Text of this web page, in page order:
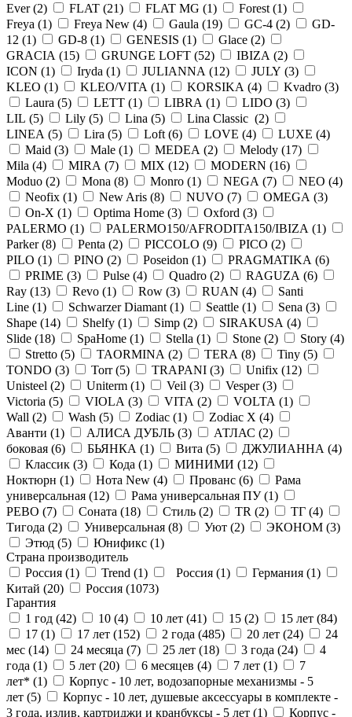
Ever (2) FLAT (21) FLAT MG (1) Forest (1)
Freya (1) Freya New (4) Gaula (19) GC-4 (2)
GD-
12 (1) GD-8 (1) GENESIS (1) Glace (2)
GRACIA (15) GRUNGE LOFT (52) IBIZA (2)
ICON (1) Iryda (1) JULIANNA (12) JULY (3)
KLEO (1) KLEO/VITA (1) KORSIKA (4) Kvadro (3)
Laura (5) LETT (1) LIBRA (1) LIDO (3)
LIL (5) Lily (5) Lina (5) Lina Classic (2)
LINEA (5) Lira (5) Loft (6) LOVE (4) LUXE (4)
Maid (3) Male (1) MEDEA (2) Melody (17)
Mila (4) MIRA (7) MIX (12) MODERN (16)
Moduo (2) Mona (8) Monro (1) NEGA (7) NEO (4)
Neofix (1) New Aris (8) NUVO (7) OMEGA (3)
On-X (1) Optima Home (3) Oxford (3)
PALERMO (1) PALERMO150/AFRODITA150/IBIZA (1)
Parker (8) Penta (2) PICCOLO (9) PICO (2)
PILO (1) PINO (2) Poseidon (1) PRAGMATIKA (6)
PRIME (3) Pulse (4) Quadro (2) RAGUZA (6)
Ray (13) Revo (1) Row (3) RUAN (4)
Santi
Line (1) Schwarzer Diamant (1) Seattle (1) Sena (3)
Shape (14) Shelfy (1) Simp (2) SIRAKUSA (4)
Slide (18) SpaHome (1) Stella (1) Stone (2) Story (4)
Stretto (5) TAORMINA (2) TERA (8) Tiny (5)
TONDO (3) Torr (5) TRAPANI (3) Unifix (12)
Unisteel (2) Uniterm (1) Veil (3) Vesper (3)
Victoria (5) VIOLA (3) VITA (2) VOLTA (1)
Wall (2) Wash (5) Zodiac (1) Zodiac X (4)
Аванти (1) АЛИСА ДУБЛЬ (3) АТЛАС (2)
боковая (6) БЬЯНКА (1) Вита (5) ДЖУЛИАННА (4)
Классик (3) Кода (1) МИНИМИ (12)
Ноктюрн (1) Нота New (4) Прованс (6)
Рама
универсальная (12) Рама универсальная ПУ (1)
РЕВО (7) Соната (18) Стиль (2) ТR (2) ТГ (4)
Тигода (2) Универсальная (8) Уют (2) ЭКОНОМ (3)
Этюд (5) Юнификс (1)
Страна производитель
Россия (1) Trend (1) Россия (1) Германия (1)
Китай (20) Россия (1073)
Гарантия
1 год (42) 10 (4) 10 лет (41) 15 (2) 15 лет (84)
17 (1) 17 лет (152) 2 года (485) 20 лет (24)
24
мес (14) 24 месяца (7) 25 лет (18) 3 года (24)
4
года (1) 5 лет (20) 6 месяцев (4) 7 лет (1)
7
лет* (1)
Корпус - 10 лет, водозапорные механизмы - 5
лет (5)
Корпус - 10 лет, душевые аксессуары в комплекте -
3 года, излив, картриджи и кранбуксы - 5 лет (1) Корпус -